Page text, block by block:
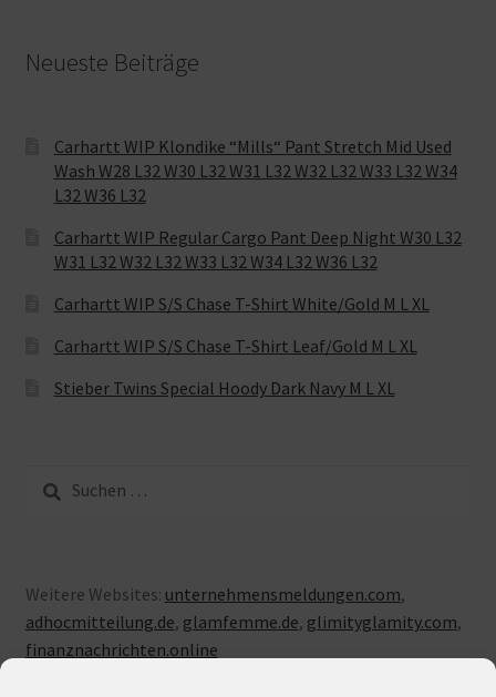
Neueste Beiträge
Carhartt WIP Klondike “Mills“ Pant Stretch Mid Used
Wash W28 L32 W30 L32 W31 L32 W32 L32 W33 L32 W34
L32 W36 L32
Carhartt WIP Regular Cargo Pant Deep Night W30 L32
W31 L32 W32 L32 W33 L32 W34 L32 W36 L32
Carhartt WIP S/S Chase T-Shirt White/Gold M L XL
Carhartt WIP S/S Chase T-Shirt Leaf/Gold M L XL
Stieber Twins Special Hoody Dark Navy M L XL
nach:
Weitere Websites: unternehmensmeldungen.com,
adhocmitteilung.de, glamfemme.de, glimityglamity.com,
finanznachrichten.online